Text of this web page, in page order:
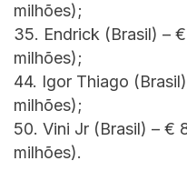
milhões);
35. Endrick (Brasil) –
milhões);
44. Igor Thiago
milhões);
50. Vini Jr (Brasil) – €
milhões).